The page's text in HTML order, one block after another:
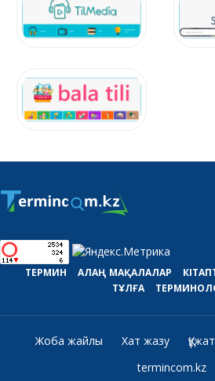
ТЕРМИН АЛАҢ МАҚАЛАЛАР
ТҰЛҒА
Жоба жайлы Хат жазу
termincom.kz